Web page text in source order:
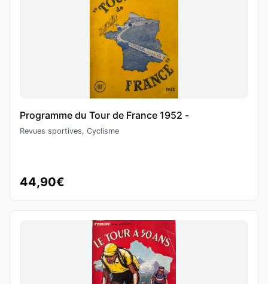
Programme du Tour de France 1952 -
Revues sportives, Cyclisme
44,90€